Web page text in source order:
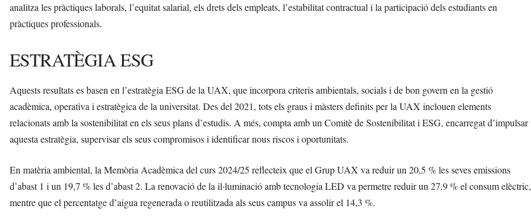
analitza les pràctiques laborals, l’equitat salarial, els drets dels empleats, l’estabilitat contractual i la participació dels estudiants en
pràctiques professionals.
ESTRATÈGIA ESG
Aquests resultats es basen en l’estratègia ESG de la UAX, que incorpora criteris ambientals, socials i de bon govern en la gestió
acadèmica, operativa i estratègica de la universitat. Des del 2021, tots els graus i màsters definits per la UAX inclouen elements
relacionats amb la sostenibilitat en els seus plans d’estudis. A més, compta amb un Comitè de Sostenibilitat i ESG, encarregat d’impulsar
aquesta estratègia, supervisar els seus compromisos i identificar nous riscos i oportunitats.
En matèria ambiental, la Memòria Acadèmica del curs 2024/25 reflecteix que el Grup UAX va reduir un 20,5 % les seves emissions
d’abast 1 i un 19,7 % les d’abast 2. La renovació de la il·luminació amb tecnologia LED va permetre reduir un 27,9 % el consum elèctric,
mentre que el percentatge d’aigua regenerada o reutilitzada als seus campus va assolir el 14,3 %.